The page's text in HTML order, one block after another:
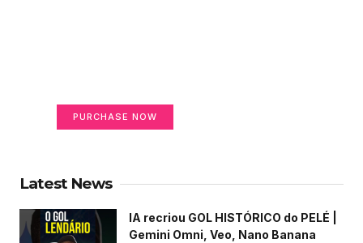
PURCHASE NOW
Latest News
IA recriou GOL HISTÓRICO do PELÉ |
Gemini Omni, Veo, Nano Banana